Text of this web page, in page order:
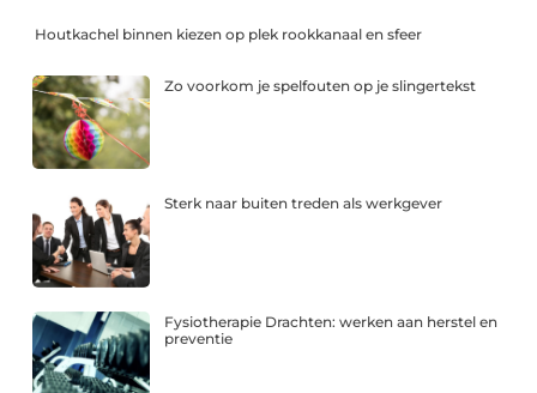
Houtkachel binnen kiezen op plek rookkanaal en sfeer
Zo voorkom je spelfouten op je slingertekst
Sterk naar buiten treden als werkgever
Fysiotherapie Drachten: werken aan herstel en
preventie